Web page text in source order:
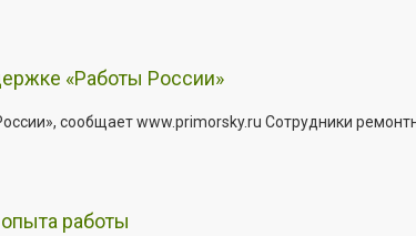
«Работы России»
сообщает www.primorsky.ru Сотрудники
работы